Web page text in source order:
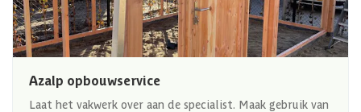
Azalp opbouwservice
Laat het vakwerk over aan de specialist. Maak gebruik van